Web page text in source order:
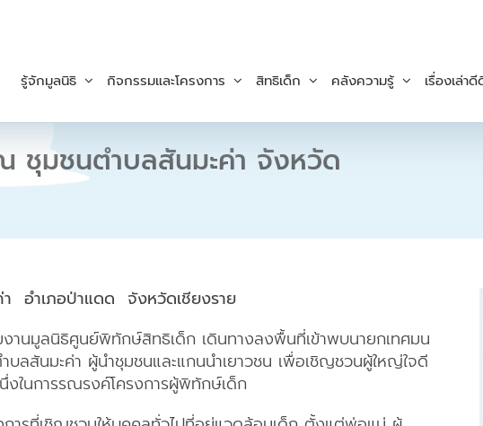
รู้จักมูลนิธิ กิจกรรมและโครงการ สิทธิเด็ก คลังความรู้ เรื่องเล่า
มชนตำบลสันมะค่า จังหวัด
อำเภอป่าแดด จังหวัดเชียงราย
านมูลนิธิศูนย์พิทักษ์สิทธิเด็ก เดินทางลงพื้นที่เข้าพบนายกเทศมน
ลสันมะค่า ผู้นำชุมชนและแกนนำเยาวชน เพื่อเชิญชวนผู้ใหญ่ใจดี
งในการรณรงค์โครงการผู้พิทักษ์เด็ก